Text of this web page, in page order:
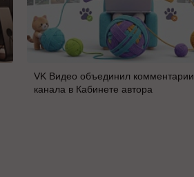
VK Видео объединил комментарии
канала в Кабинете автора